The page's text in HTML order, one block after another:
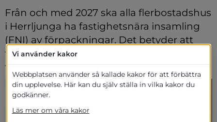
Från och med 2027 ska alla flerbostadshus
i Herrljunga ha fastighetsnära insamling
(FNI) av förpackningar. Det betyder att
förpackningar samlas in direkt vid huset,
tillsammans med mat- och restavfall.
Vi använder kakor
Webbplatsen använder så kallade kakor för att förbättra
din upplevelse. Här kan du själv ställa in vilka kakor du
godkänner.
Läs mer om våra kakor